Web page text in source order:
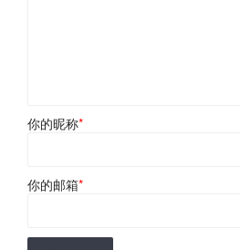
你的昵称*
你的邮箱*